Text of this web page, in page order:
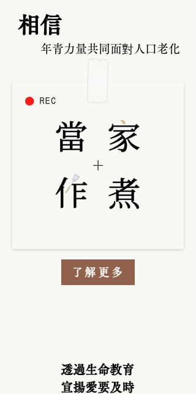
相信
年青力量共同面對人口老化
了解更多
透過生命教育
宣揚愛要及時